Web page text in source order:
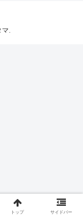
.
トップ サイドバー